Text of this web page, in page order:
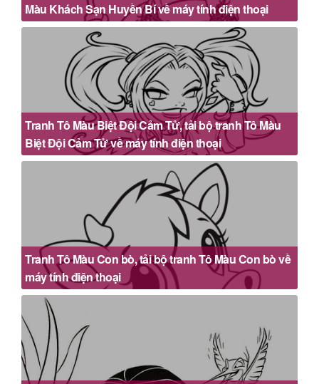
Màu Khách Sạn Huyền Bí về máy tính điện thoại
Tranh Tô Màu Biệt Đội Cảm Tử, tải bộ tranh Tô Màu
Biệt Đội Cảm Tử về máy tính điện thoại
Tranh Tô Màu Con bò, tải bộ tranh Tô Màu Con bò về
máy tính điện thoại